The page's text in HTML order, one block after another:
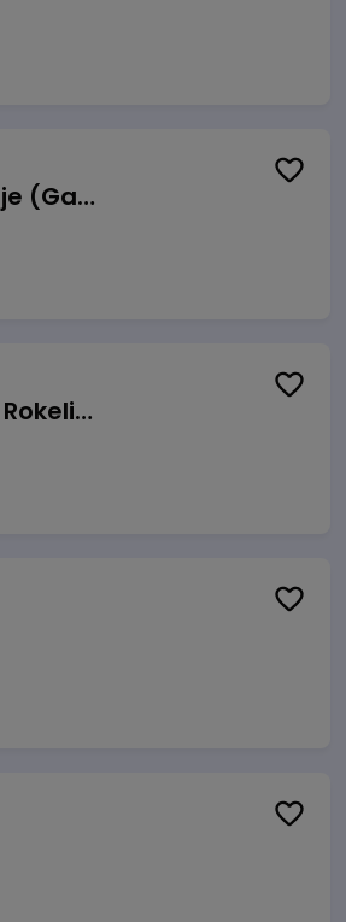
Užsakymų komplektuotojas (-a) Vilniuje (Gariūnai)
Pardavėjas (-a) naujoje parduotuvėje Rokeliuose (NEMOKAMAS TRANSPORTAS)